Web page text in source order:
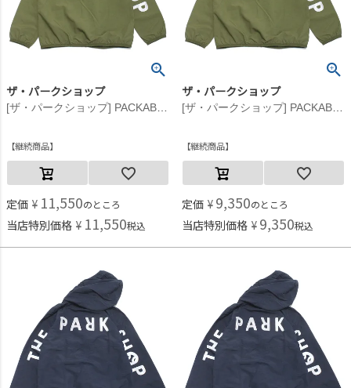
ザ・パークショップ
継続商品
定価 ¥ 11,550のところ
当店特別価格 ¥ 11,550税込
ザ・パークショップ
継続商品
定価 ¥ 9,350のところ
当店特別価格 ¥ 9,350税込